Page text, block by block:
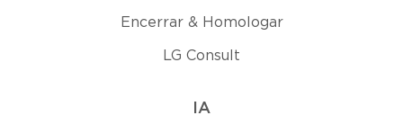
Encerrar & Homologar
LG Consult
IA